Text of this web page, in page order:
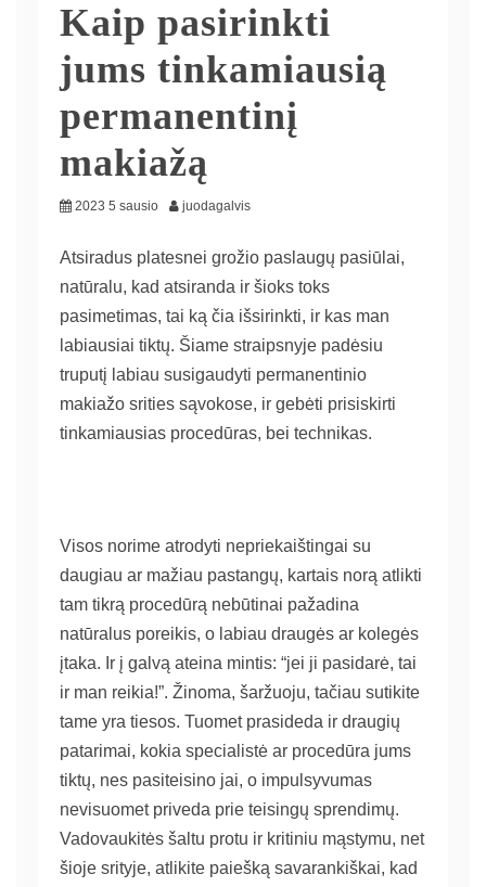
Kaip pasirinkti
jums tinkamiausią
permanentinį
makiažą
2023 5 sausio juodagalvis
Atsiradus platesnei grožio paslaugų pasiūlai,
natūralu, kad atsiranda ir šioks toks
pasimetimas, tai ką čia išsirinkti, ir kas man
labiausiai tiktų. Šiame straipsnyje padėsiu
truputį labiau susigaudyti permanentinio
makiažo srities sąvokose, ir gebėti prisiskirti
tinkamiausias procedūras, bei technikas.
Visos norime atrodyti nepriekaištingai su
daugiau ar mažiau pastangų, kartais norą atlikti
tam tikrą procedūrą nebūtinai pažadina
natūralus poreikis, o labiau draugės ar kolegės
įtaka. Ir į galvą ateina mintis: “jei ji pasidarė, tai
ir man reikia!”. Žinoma, šaržuoju, tačiau sutikite
tame yra tiesos. Tuomet prasideda ir draugių
patarimai, kokia specialistė ar procedūra jums
tiktų, nes pasiteisino jai, o impulsyvumas
nevisuomet priveda prie teisingų sprendimų.
Vadovaukitės šaltu protu ir kritiniu mąstymu, net
šioje srityje, atlikite paiešką savarankiškai, kad